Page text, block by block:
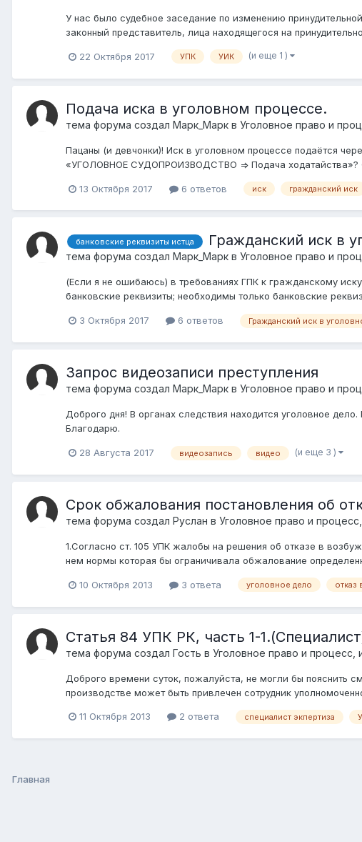
У нас было судебное заседание по изменению
законный представитель, лица находящегося на
22 Октября 2017 УПК УИК (и еще 1 )
Подача иска в уголовном процессе.
тема форума создал Марк_Марк в Уголовное право и
Пацаны (и девчонки)! Иск в уголовном процессе подаётся
«УГОЛОВНОЕ СУДОПРОИЗВОДСТВО => Подача ходатайства»?
13 Октября 2017 6 ответов иск гражданский иск
банковские реквизиты истца Гражданский иск в
тема форума создал Марк_Марк в Уголовное право и
(Если я не ошибаюсь) в требованиях ГПК к гражданскому
банковские реквизиты; необходимы только банковские
3 Октября 2017 6 ответов Гражданский иск в
Запрос видеозаписи преступления
тема форума создал Марк_Марк в Уголовное право и
Доброго дня! В органах следствия находится уголовное
Благодарю.
28 Августа 2017 видеозапись видео (и еще 3 )
Срок обжалования постановления об
тема форума создал Руслан в Уголовное право и
1.Согласно ст. 105 УПК жалобы на решения об отказе в
нем нормы которая бы ограничивала обжалование
10 Октября 2013 3 ответа уголовное дело отказ
Статья 84 УПК РК, часть 1-
тема форума создал Гость в Уголовное право и процесс,
Доброго времени суток, пожалуйста, не могли бы пояснить
производстве может быть привлечен сотрудник
11 Октября 2013 2 ответа специалист экпертиза
Главная